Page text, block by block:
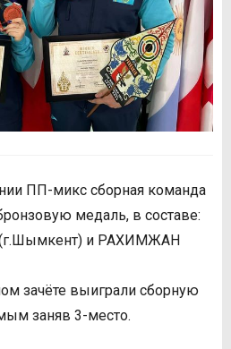
ПП-микс сборная команда
медаль, в составе:
и РАХИМЖАН
зачёте выиграли сборную
заняв 3-место.